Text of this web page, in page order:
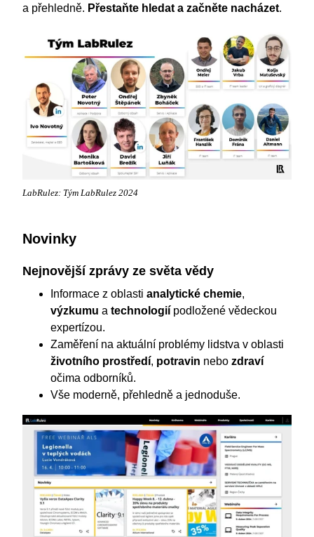
a přehledně. Přestaňte hledat a začněte nacházet.
LabRulez: Tým LabRulez 2024
Novinky
Nejnovější zprávy ze světa vědy
Informace z oblasti analytické chemie,
výzkumu a technologií podložené vědeckou
expertízou.
Zaměření na aktuální problémy lidstva v oblasti
životního prostředí, potravin nebo zdraví
očima odborníků.
Vše moderně, přehledně a jednoduše.